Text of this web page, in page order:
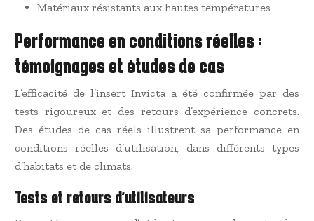
Matériaux résistants aux hautes températures
Performance en conditions réelles :
témoignages et études de cas
L’efficacité de l’insert Invicta a été confirmée par des
tests rigoureux et des retours d’expérience concrets.
Des études de cas réels illustrent sa performance en
conditions réelles d’utilisation, dans différents types
d’habitats et de climats.
Tests et retours d’utilisateurs